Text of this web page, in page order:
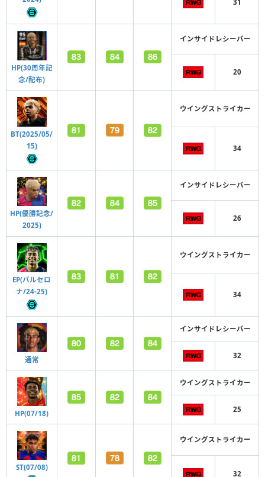
31
HP(30周年記
念/配布)
インサイドレシーバー
20
BT(2025/05/
15)
ウイングストライカー
34
HP(優勝記念/
2025)
インサイドレシーバー
26
EP(バルセロ
ナ/24-25)
ウイングストライカー
34
通常
インサイドレシーバー
32
HP(07/18)
ウイングストライカー
25
ST(07/08)
ウイングストライカー
32